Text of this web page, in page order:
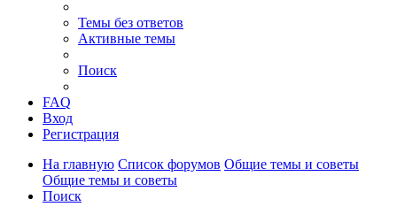
Темы без ответов
Активные темы
Поиск
FAQ
Вход
Регистрация
На главную Список форумов Общие темы и советы
Общие темы и советы
Поиск